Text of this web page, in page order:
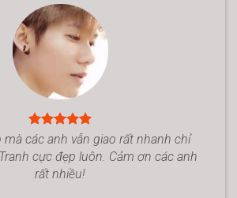
mà các anh vẫn giao rất nhanh chỉ
cực đẹp luôn. Cảm ơn các anh
rất nhiều!